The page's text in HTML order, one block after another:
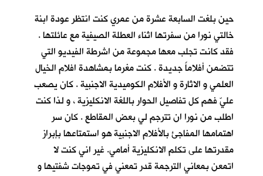
حين بلغت السابعة عشرة من عمري كنت انتظر عودة ابنة
خالتي نورا من سفرتها اثناء العطلة الصيفية مع عائلتها .
فقد كانت تجلب معها مجموعة من اشرطة الفيديو التي
تتضمن أفلاماً جديدة . كنت مغرما بمشاهدة افلام الخيال
العلمي و الاثارة و الأفلام الكوميدية الاجنبية . كان يصعب
عليّ فهم كل تفاصيل الحوار باللغة الانكليزية ، و لذا كنت
اطلب من نورا ان تترجم لي بعض المقاطع . كان سر
اهتمامها المفاجئ بالأفلام الاجنبية هو استمتاعها بإبراز
مقدرتها على تكلم الانكليزية أمامي. غير اني كنت لا
اتمعن بمعاني الترجمة قدر تمعني في تموجات شفتيها و